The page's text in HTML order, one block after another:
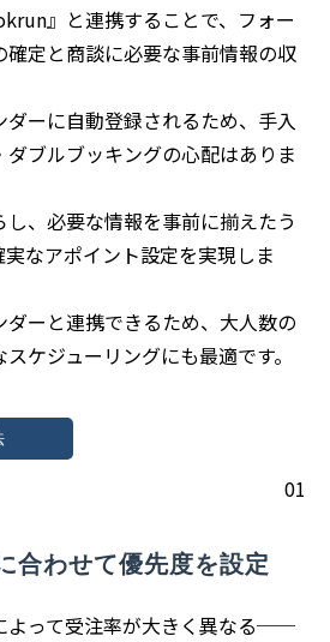
』と連携することで、フォー
定と商談に必要な事前情報の収
ーに自動登録されるため、手入
ブルブッキングの心配はありま
、必要な情報を事前に揃えたう
なアポイント設定を実現しま
ダーと連携できるため、大人数の
ケジューリングにも最適です。
01
合わせて優先度を設定
よって受注率が大きく異なる──